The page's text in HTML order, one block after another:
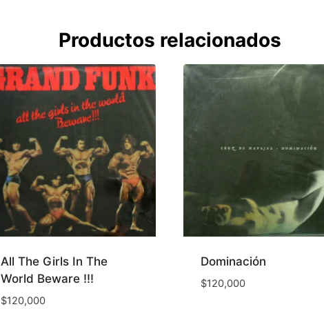
Productos relacionados
All The Girls In The
World Beware !!!
$120,000
Dominación
$120,000